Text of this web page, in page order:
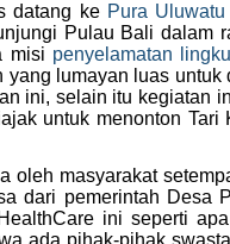
datang ke Pura Uluwatu
Pulau Bali dalam
misi penyelamatan
lumayan luas untuk
ini, selain itu kegiatan
untuk menonton Tari
oleh masyarakat
dari pemerintah Desa
ini seperti
ada pihak-pihak